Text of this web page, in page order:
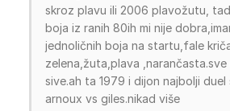
skroz plavu ili 2006 plavožutu,
boja iz ranih 80ih mi nije
jednoličnih boja na startu,fale
zelena,žuta,plava ,narančasta.sve
sive.ah ta 1979 i dijon najbolji duel
arnoux vs giles.nikad više